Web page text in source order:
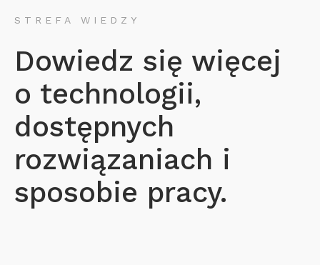
STREFA WIEDZY
Dowiedz się więcej
o technologii,
dostępnych
rozwiązaniach i
sposobie pracy.